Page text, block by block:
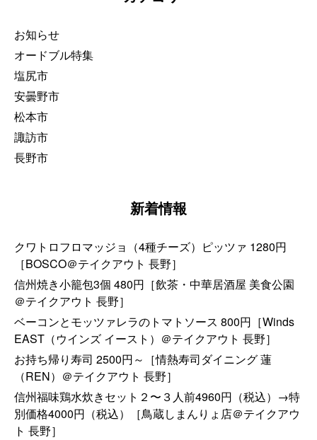
ン
お知らせ
オードブル特集
塩尻市
安曇野市
松本市
諏訪市
長野市
新着情報
クワトロフロマッジョ（4種チーズ）ピッツァ 1280円
［BOSCO＠テイクアウト 長野］
信州焼き小籠包3個 480円［飲茶・中華居酒屋 美食公園
＠テイクアウト 長野］
ベーコンとモッツァレラのトマトソース 800円［Winds
EAST（ウインズ イースト）＠テイクアウト 長野］
お持ち帰り寿司 2500円～［情熱寿司ダイニング 蓮
（REN）＠テイクアウト 長野］
信州福味鶏水炊きセット２〜３人前4960円（税込）→特
別価格4000円（税込）［鳥蔵しまんりょ店＠テイクアウ
ト 長野］